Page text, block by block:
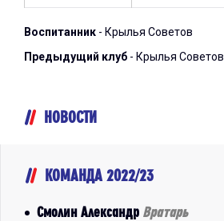
Воспитанник - Крылья Советов
Предыдущий клуб - Крылья Советов
НОВОСТИ
КОМАНДА 2022/23
Смолин Александр Вратарь